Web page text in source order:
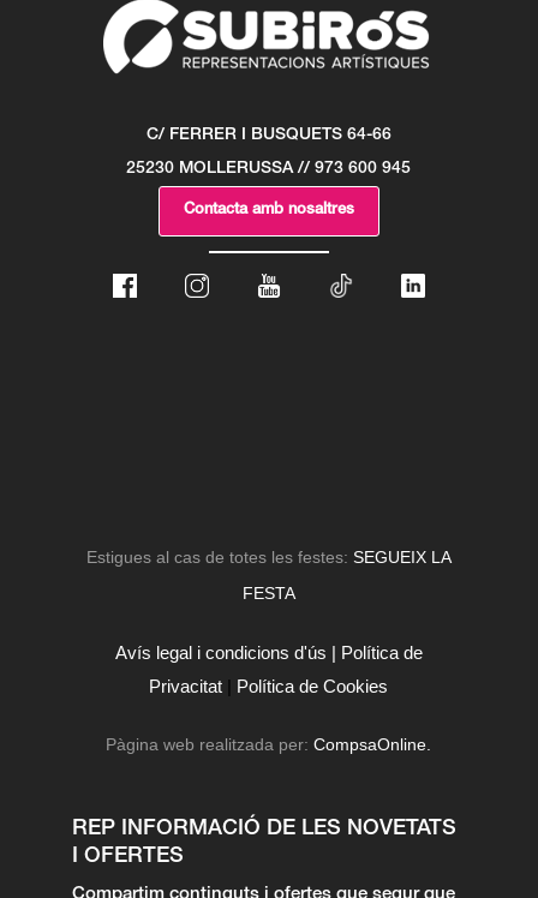
C/ FERRER I BUSQUETS 64-66
25230 MOLLERUSSA // 973 600 945
Contacta amb nosaltres
Estigues al cas de totes les festes: SEGUEIX LA
FESTA
Avís legal i condicions d'ús | Política de
Privacitat | Política de Cookies
Pàgina web realitzada per:CompsaOnline.
REP INFORMACIÓ DE LES NOVETATS
I OFERTES
Compartim continguts i ofertes que segur que